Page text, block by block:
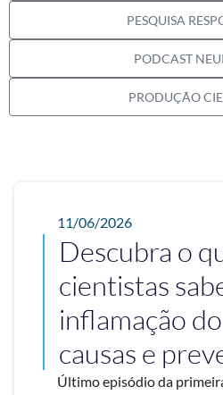
PESQUISA
PODCAST
PRODUÇÃO
11/06/2026
Descubra o
cientistas
inflamação
causas e
Último episódio da